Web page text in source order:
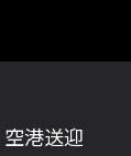
空港送迎